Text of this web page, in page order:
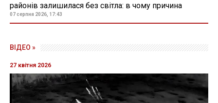
районів залишилася без світла: в чому причина
07 серпня 2026, 17:43
08 липня 2021, 13:04
Разумков підписав законопроєкт
Зеленського про корінні народи